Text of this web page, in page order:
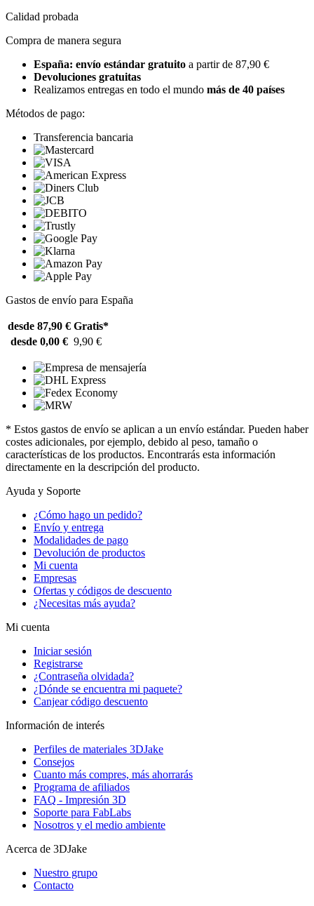
Calidad probada
Compra de manera segura
España: envío estándar gratuito a partir de 87,90 €
Devoluciones gratuitas
Realizamos entregas en todo el mundo más de 40 países
Métodos de pago:
Transferencia bancaria
Gastos de envío para España
desde 87,90 € Gratis*
desde 0,00 € 9,90 €
* Estos gastos de envío se aplican a un envío estándar. Pueden haber
costes adicionales, por ejemplo, debido al peso, tamaño o
características de los productos. Encontrarás esta información
directamente en la descripción del producto.
Ayuda y Soporte
¿Cómo hago un pedido?
Envío y entrega
Modalidades de pago
Devolución de productos
Mi cuenta
Empresas
Ofertas y códigos de descuento
¿Necesitas más ayuda?
Mi cuenta
Iniciar sesión
Registrarse
¿Contraseña olvidada?
¿Dónde se encuentra mi paquete?
Canjear código descuento
Información de interés
Perfiles de materiales 3DJake
Consejos
Cuanto más compres, más ahorrarás
Programa de afiliados
FAQ - Impresión 3D
Soporte para FabLabs
Nosotros y el medio ambiente
Acerca de 3DJake
Nuestro grupo
Contacto